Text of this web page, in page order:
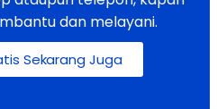
dan melayani.
Sekarang Juga